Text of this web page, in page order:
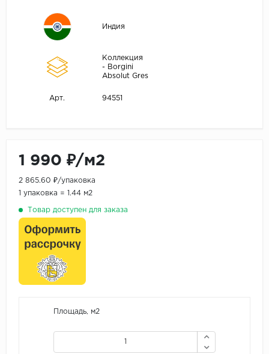
Индия
Коллекция
- Borgini
Absolut Gres
Арт. 94551
1 990 ₽/м2
2 865.60 ₽/упаковка
1 упаковка = 1.44 м2
Товар доступен для заказа
Площадь, м2